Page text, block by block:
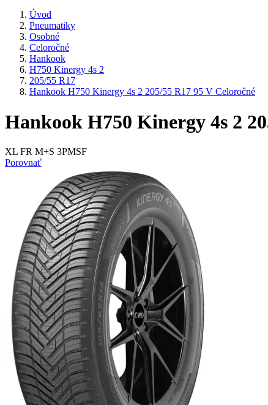
Úvod
Pneumatiky
Osobné
Celoročné
Hankook
H750 Kinergy 4s 2
205/55 R17
Hankook H750 Kinergy 4s 2 205/55 R17 95 V Celoročné
Hankook H750 Kinergy 4s 2
XL FR M+S 3PMSF
Porovnať